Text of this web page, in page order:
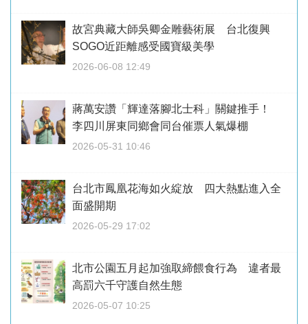
故宮典藏大師吳卿金雕藝術展 台北復興
SOGO近距離感受國寶級美學
2026-06-08 12:49
蔣萬安讚「輝達落腳北士科」關鍵推手！
李四川屏東同鄉會同台催票人氣爆棚
2026-05-31 10:46
台北市鳳凰花海如火綻放 四大熱點進入全
面盛開期
2026-05-29 17:02
北市公園五月起加強取締餵食行為 違者最
高罰六千守護自然生態
2026-05-07 10:25